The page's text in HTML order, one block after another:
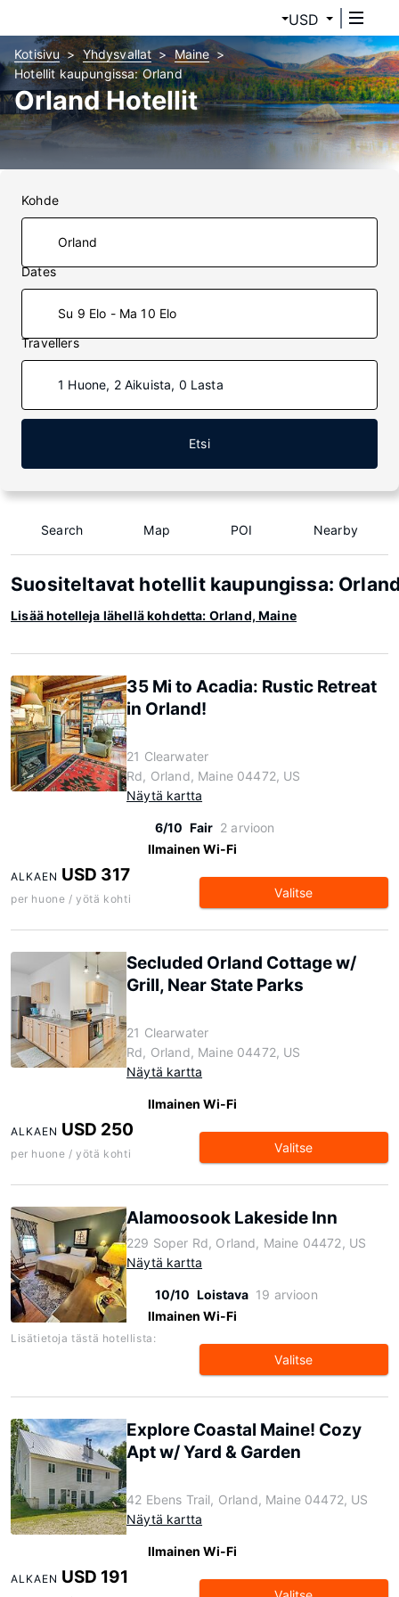
USD
Kotisivu Yhdysvallat
Maine
Hotellit kaupungissa: Orland
Orland Hotellit
Kohde
Dates
Su 9 Elo - Ma 10 Elo
Travellers
1 Huone, 2 Aikuista, 0 Lasta
Etsi
Search Map POI Nearby
Suositeltavat hotellit kaupungissa:
Lisää hotelleja lähellä kohdetta: Orland, Maine
35 Mi to Acadia: Rustic Retreat
in Orland!
21 Clearwater
Rd, Orland, Maine 04472, US
Näytä kartta
6/10 Fair 2 arvioon
Ilmainen Wi-Fi
ALKAEN USD 317
per huone / yötä kohti Valitse
Secluded Orland Cottage w/
Grill, Near State Parks
21 Clearwater
Rd, Orland, Maine 04472, US
Näytä kartta
Ilmainen Wi-Fi
ALKAEN USD 250
per huone / yötä kohti Valitse
Alamoosook Lakeside Inn
229 Soper Rd, Orland, Maine 04472, US
Näytä kartta
10/10 Loistava 19 arvioon
Ilmainen Wi-Fi
Lisätietoja tästä hotellista:
Valitse
Explore Coastal Maine! Cozy
Apt w/ Yard & Garden
42 Ebens Trail, Orland, Maine 04472, US
Näytä kartta
Ilmainen Wi-Fi
ALKAEN USD 191